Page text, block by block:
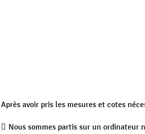
Après avoir pris les mesures et cotes
Nous sommes partis sur un ordinateur